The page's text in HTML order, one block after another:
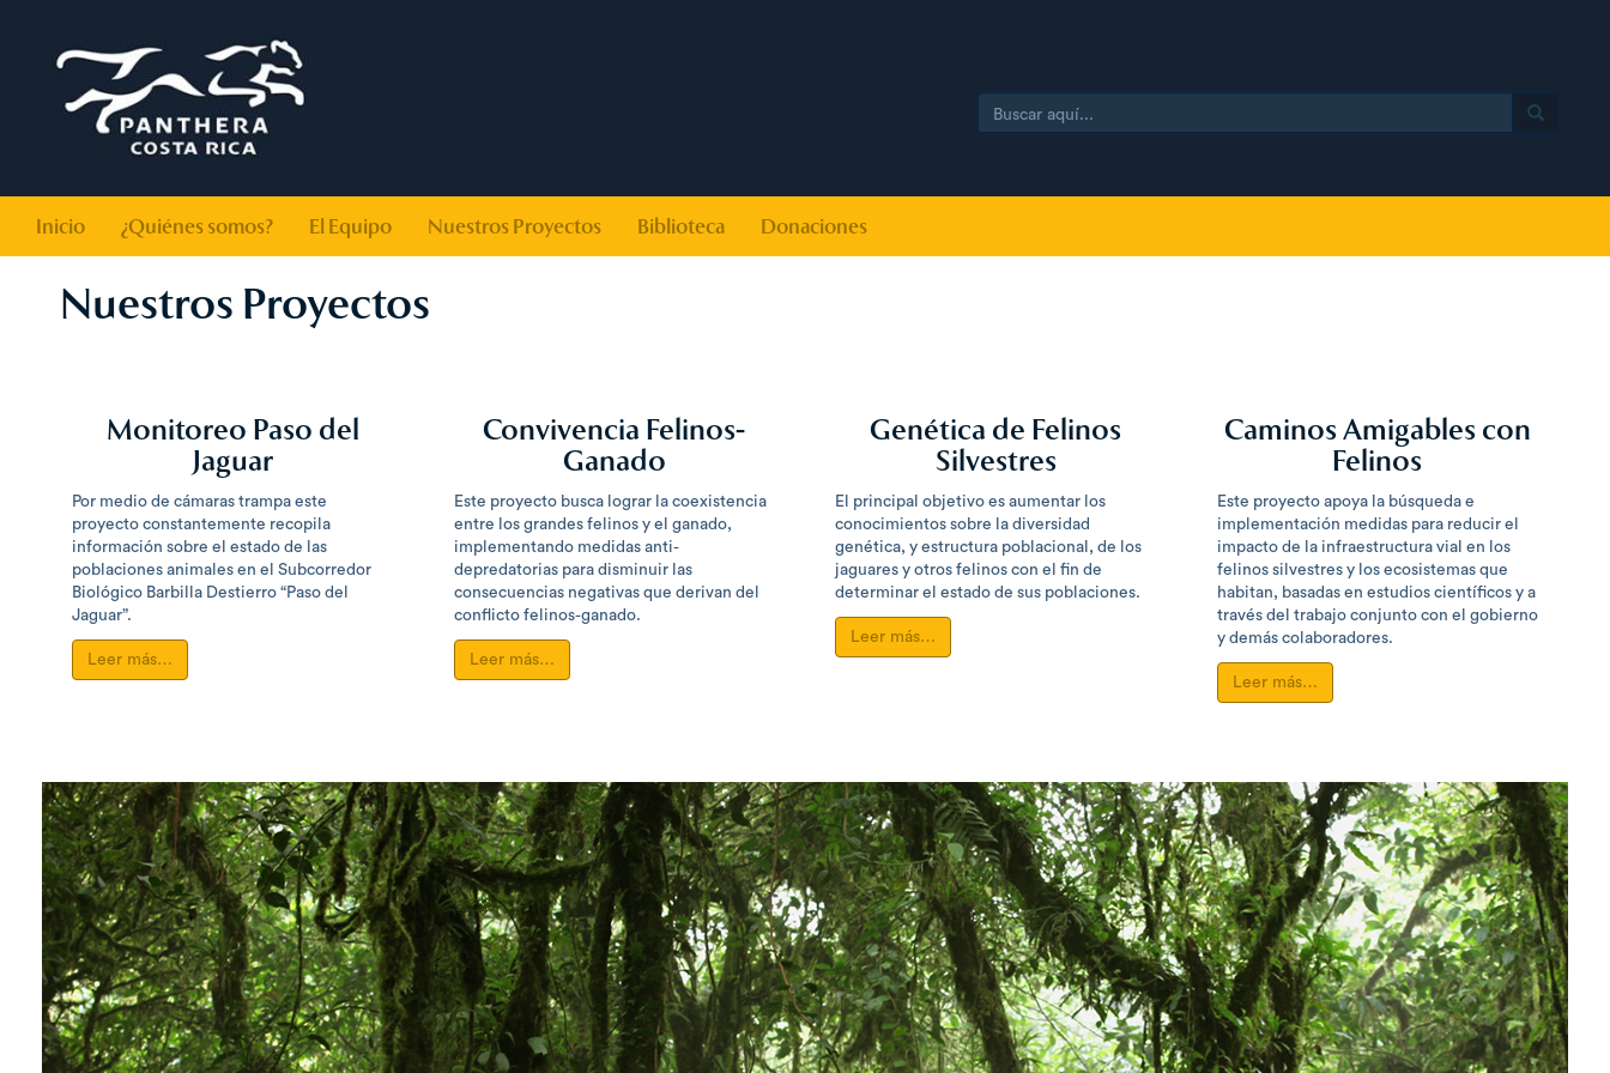
Search
Inicio ¿Quiénes somos? El Equipo Nuestros Proyectos Biblioteca Donaciones
Nuestros Proyectos
Monitoreo Paso del
Jaguar
Por medio de cámaras trampa este
proyecto constantemente recopila
información sobre el estado de las
poblaciones animales en el Subcorredor
Biológico Barbilla Destierro “Paso del
Jaguar”.
Leer más…
Convivencia Felinos-
Ganado
Este proyecto busca lograr la coexistencia
entre los grandes felinos y el ganado,
implementando medidas anti-
depredatorias para disminuir las
consecuencias negativas que derivan del
conflicto felinos-ganado.
Leer más…
Genética de Felinos
Silvestres
El principal objetivo es aumentar los
conocimientos sobre la diversidad
genética, y estructura poblacional, de los
jaguares y otros felinos con el fin de
determinar el estado de sus poblaciones.
Leer más…
Caminos Amigables con
Felinos
Este proyecto apoya la búsqueda e
implementación medidas para reducir el
impacto de la infraestructura vial en los
felinos silvestres y los ecosistemas que
habitan, basadas en estudios científicos y a
través del trabajo conjunto con el gobierno
y demás colaboradores.
Leer más…